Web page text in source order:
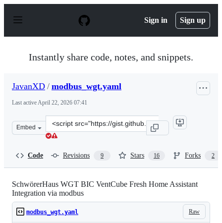
p
Sign in Sign up
Instantly share code, notes, and snippets.
JavanXD / modbus_wgt.yaml
Last activeApril 22, 2026 07:41
Embed
Clone
this
Code Revisions 9 Stars 16 Forks 2
SchwörerHaus WGT BIC VentCube Fresh Home Assistant
Integration via modbus
Raw
modbus_wgt.yaml